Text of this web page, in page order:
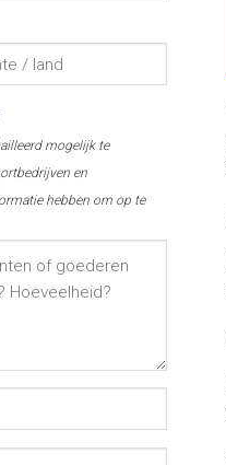
mogelijk te
en
hebben om op te